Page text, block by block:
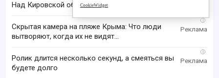
Над Кировской областью сбили БПЛА
i
Скрытая камера на пляже Крыма: Что люди
вытворяют, когда их не видят...
i
Ролик длится несколько секунд, а смеяться вы
будете долго
CookieWidget